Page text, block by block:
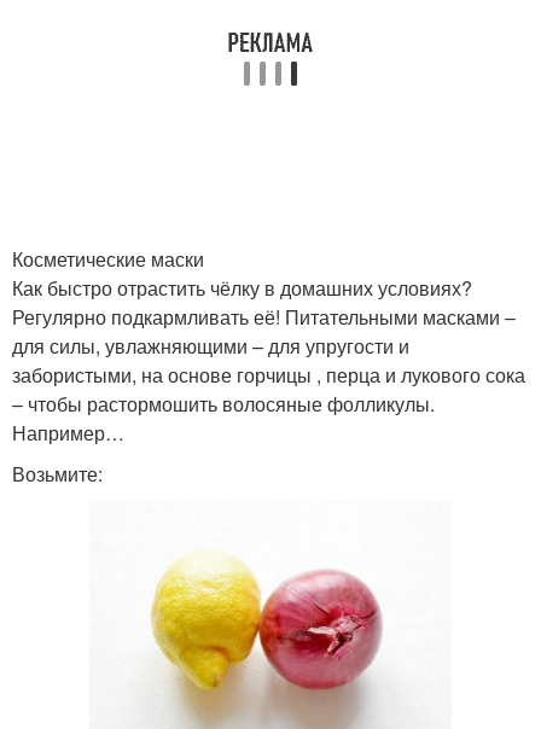
Косметические маски
Как быстро отрастить чёлку в домашних условиях?
Регулярно подкармливать её! Питательными масками –
для силы, увлажняющими – для упругости и
забористыми, на основе горчицы , перца и лукового сока
– чтобы растормошить волосяные фолликулы.
Например…
Возьмите: